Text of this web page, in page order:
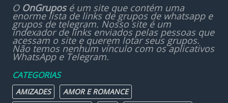
O OnGruposé um site que contém uma
enorme lista de links de grupos de whatsapp e
grupos de telegram. Nosso site é um
indexador de links enviados pelas pessoas que
acessam o site e querem lotar seus grupos.
Não temos nenhum vínculo com os aplicativos
WhatsApp e Telegram.
CATEGORIAS
AMIZADES
AMOR E ROMANCE